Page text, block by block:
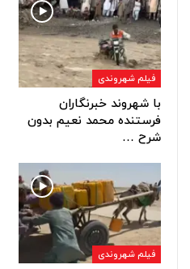
فیلم شهروندی
با شهروند خبرنگاران
فرستنده محمد نعیم بدون
شرح …
فیلم شهروندی